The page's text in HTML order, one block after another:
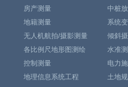
房产测量
中桩
地籍测量
系统
无人机航拍/摄影测量
倾斜
各比例尺地形图测绘
水准
控制测量
电力
地理信息系统工程
土地